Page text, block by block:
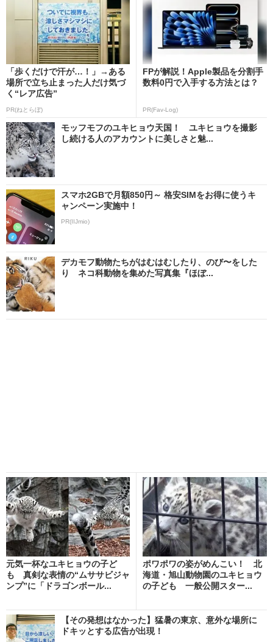
「歩くだけで汗が…！」→ある
場所で立ち止まった人だけ気づ
く“レア広告”
PR(ねとらぼ)
FPが解説！Apple製品を分割手
数料0円で入手する方法とは？
PR(Fav-Log)
モッフモフのユキヒョウ天国！ ユキヒョウを撮影
し続ける人のアカウントに美しさと魅...
スマホ2GBで月額850円～ 格安SIMをお得に使うキ
ャンペーン実施中！
PR(IIJmio)
デカモフ動物たちがはむはむしたり、のび〜をした
り ネコ科動物を集めた写真集『ほぼ...
元気一杯なユキヒョウの子ど
も 真剣な表情の“ムササビジャ
ンプ”に「ドラゴンボール...
ポワポワの姿がめんこい！ 北
海道・旭山動物園のユキヒョウ
の子ども 一般公開スター...
【その発想はなかった】猛暑の東京、意外な場所に
ドキッとする広告が出現！